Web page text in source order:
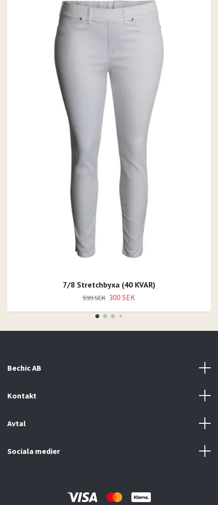
7/8 Stretchbyxa (40 KVAR)
599 SEK 300 SEK
Bechic AB
Kontakt
Avtal
Sociala medier